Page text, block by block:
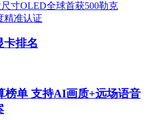
卡排名
榜单 支持AI画质+远场语音